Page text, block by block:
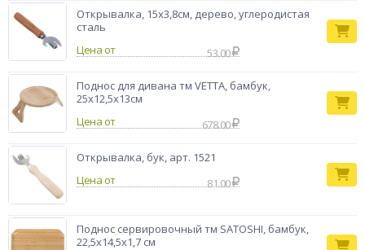
Открывалка, 15x3,8см, дерево, углеродистая
сталь
Цена от
53.00
Поднос для дивана тм VETTA, бамбук,
25x12,5x13см
Цена от
678.00
Открывалка, бук, арт. 1521
Цена от
81.00
Поднос сервировочный тм SATOSHI, бамбук,
22,5x14,5x1,7 см